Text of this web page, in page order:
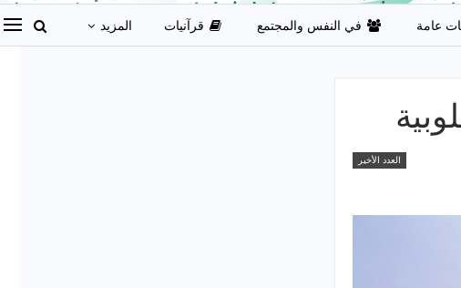
عامة في النفس والمجتمع قرآنيات المزيد
العدد الأخير